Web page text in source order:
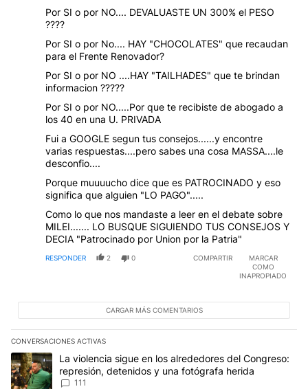
Por SI o por NO.... DEVALUASTE UN 300% el PESO
????
Por SI o por No.... HAY "CHOCOLATES" que recaudan
para el Frente Renovador?
Por SI o por NO ....HAY "TAILHADES" que te brindan
informacion ?????
Por SI o por NO.....Por que te recibiste de abogado a
los 40 en una U. PRIVADA
Fui a GOOGLE segun tus consejos......y encontre
varias respuestas....pero sabes una cosa MASSA....le
desconfio....
Porque muuuucho dice que es PATROCINADO y eso
significa que alguien "LO PAGO".....
Como lo que nos mandaste a leer en el debate sobre
MILEI....... LO BUSQUE SIGUIENDO TUS CONSEJOS Y
DECIA "Patrocinado por Union por la Patria"
RESPONDER 2 0 COMPARTIR
MARCAR
COMO
INAPROPIADO
CARGAR MÁS COMENTARIOS
CONVERSACIONES ACTIVAS
Este listado muestra los artículos con más comentarios en los
Un artículo de tendencia con el título "La violencia sigue en los
La violencia sigue en los alrededores del Congreso:
represión, detenidos y una fotógrafa herida
111